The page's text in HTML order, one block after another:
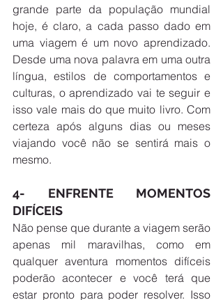
grande parte da população mundial
hoje, é claro, a cada passo dado em
uma viagem é um novo aprendizado.
Desde uma nova palavra em uma outra
língua, estilos de comportamentos e
culturas, o aprendizado vai te seguir e
isso vale mais do que muito livro. Com
certeza após alguns dias ou meses
viajando você não se sentirá mais o
mesmo.
4- ENFRENTE MOMENTOS
DIFÍCEIS
Não pense que durante a viagem serão
apenas mil maravilhas, como em
qualquer aventura momentos difíceis
poderão acontecer e você terá que
estar pronto para poder resolver. Isso